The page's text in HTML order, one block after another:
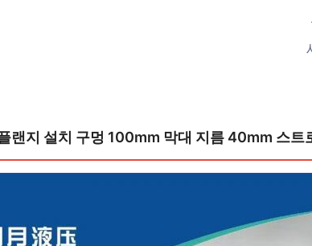
랜지 설치 구멍 100mm 막대 지름 40mm 스